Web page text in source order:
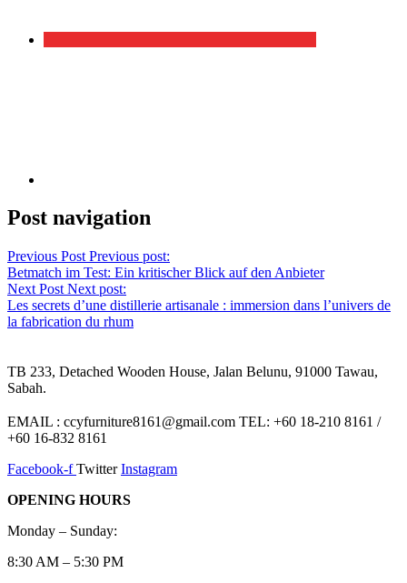
Post navigation
Previous Post Previous post:
Betmatch im Test: Ein kritischer Blick auf den Anbieter
Next Post Next post:
Les secrets d’une distillerie artisanale : immersion dans l’univers de
la fabrication du rhum
TB 233, Detached Wooden House, Jalan Belunu, 91000 Tawau,
Sabah.
EMAIL : ccyfurniture8161@gmail.com TEL: +60 18-210 8161 /
+60 16-832 8161
Facebook-f Twitter Instagram
OPENING HOURS
Monday – Sunday:
8:30 AM – 5:30 PM